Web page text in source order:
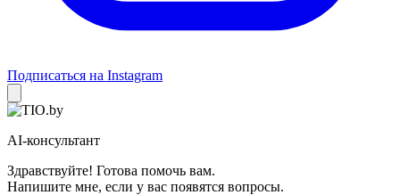
Подписаться на Instagram
AI-консультант
Здравствуйте! Готова помочь вам.
Напишите мне, если у вас появятся вопросы.